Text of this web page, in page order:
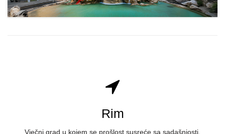
Rim
Vječni grad u kojem se prošlost susreće sa sadašnjosti.